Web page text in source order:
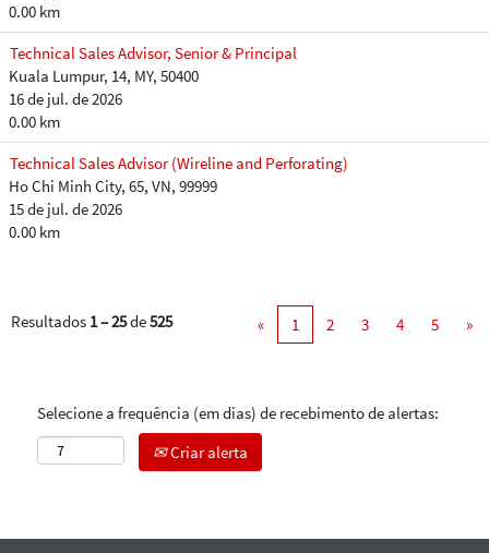
0.00 km
Technical Sales Advisor, Senior & Principal
Kuala Lumpur, 14, MY, 50400
16 de jul. de 2026
0.00 km
Technical Sales Advisor (Wireline and Perforating)
Ho Chi Minh City, 65, VN, 99999
15 de jul. de 2026
0.00 km
Resultados 1 – 25de525 « 1 2 3 4 5 »
Selecione a frequência (em dias) de recebimento de alertas:
Criar alerta